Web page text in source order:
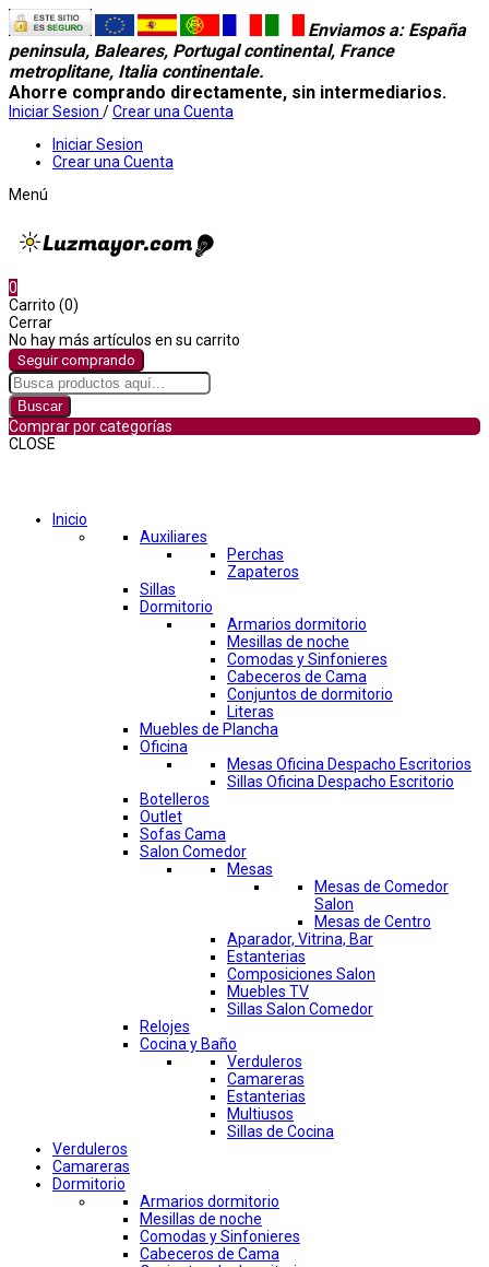
Enviamos a: España
peninsula, Baleares, Portugal continental, France
metroplitane, Italia continentale.
Ahorre comprando directamente, sin intermediarios.
Iniciar Sesion /Crear una Cuenta
Iniciar Sesion
Crear una Cuenta
Menú
0
Carrito (0)
Cerrar
No hay más artículos en su carrito
Seguir comprando
Buscar
Comprar por categorías
CLOSE
Inicio
Auxiliares
Perchas
Zapateros
Sillas
Dormitorio
Armarios dormitorio
Mesillas de noche
Comodas y Sinfonieres
Cabeceros de Cama
Conjuntos de dormitorio
Literas
Muebles de Plancha
Oficina
Mesas Oficina Despacho Escritorios
Sillas Oficina Despacho Escritorio
Botelleros
Outlet
Sofas Cama
Salon Comedor
Mesas
Mesas de Comedor
Salon
Mesas de Centro
Aparador, Vitrina, Bar
Estanterias
Composiciones Salon
Muebles TV
Sillas Salon Comedor
Relojes
Cocina y Baño
Verduleros
Camareras
Estanterias
Multiusos
Sillas de Cocina
Verduleros
Camareras
Dormitorio
Armarios dormitorio
Mesillas de noche
Comodas y Sinfonieres
Cabeceros de Cama